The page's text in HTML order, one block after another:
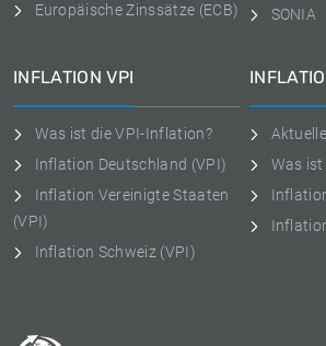
Europäische Zinssätze (ECB)
SONIA
INFLATION VPI
Was ist die VPI-Inflation?
Inflation Deutschland (VPI)
Inflation Vereinigte Staaten
(VPI)
Inflation Schweiz (VPI)
Was